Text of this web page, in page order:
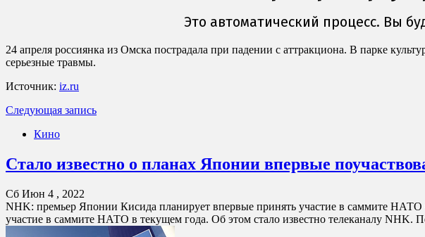
24 апреля россиянка из Омска пострадала при падении с аттракциона. В парке
серьезные травмы.
Источник: iz.ru
Следующая запись
Кино
Стало известно о планах Японии впервые
Сб Июн 4 , 2022
NHK: премьер Японии Кисида планирует впервые принять участие в саммите
участие в саммите НАТО в текущем года. Об этом стало известно телеканалу